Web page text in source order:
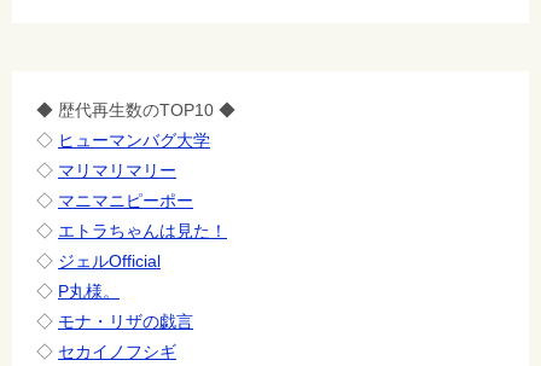
◆ 歴代再生数のTOP10 ◆
◇ ヒューマンバグ大学
◇ マリマリマリー
◇ マニマニピーポー
◇ エトラちゃんは見た！
◇ ジェルOfficial
◇ P丸様。
◇ モナ・リザの戯言
◇ セカイノフシギ